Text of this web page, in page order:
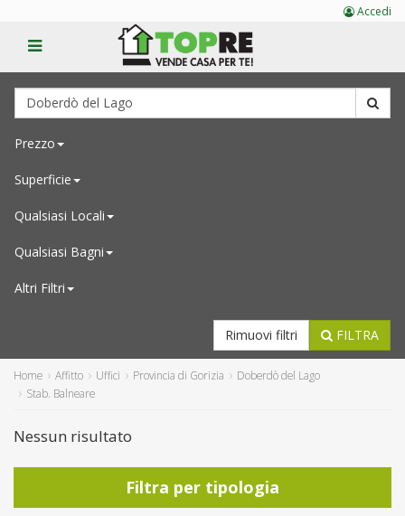
Prezzo
Superficie
Qualsiasi Locali
Qualsiasi Bagni
Altri Filtri
FILTRA
Rimuovi filtri
Home Affitto Uffici Provincia di Gorizia
Doberdò del Lago
Stab. Balneare
Nessun risultato
Filtra per tipologia
Accedi